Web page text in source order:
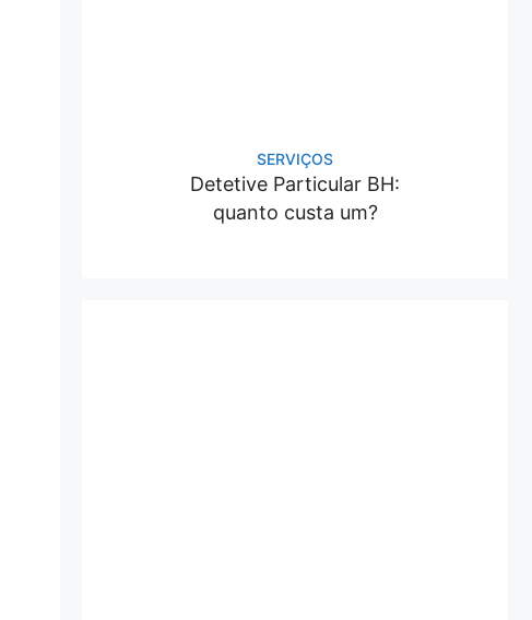
SERVIÇOS
Detetive Particular BH:
quanto custa um?